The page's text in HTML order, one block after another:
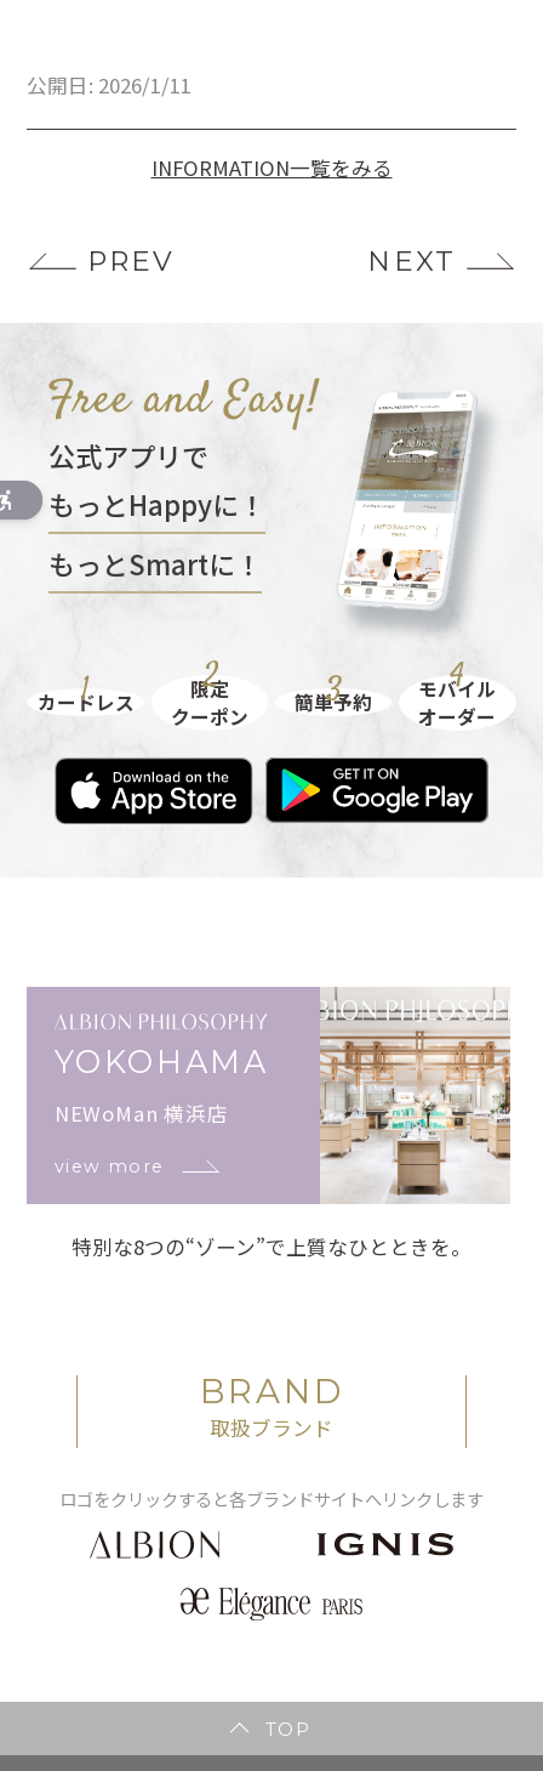
公開日: 2026/1/11
INFORMATION一覧をみる
PREV NEXT
公式アプリで
もっとHappyに！
もっとSmartに！
カードレス
限定
クーポン
簡単予約
モバイル
オーダー
YOKOHAMA
NEWoMan 横浜店
view more
特別な8つの“ゾーン”で上質なひとときを。
BRAND
取扱ブランド
ロゴをクリックすると各ブランドサイトへリンクします
TOP